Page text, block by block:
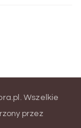
. Wszelkie
przez